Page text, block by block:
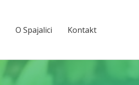
O Spajalici Kontakt